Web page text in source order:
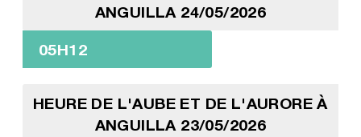
ANGUILLA 24/05/2026
05H12
HEURE DE L'AUBE ET DE L'AURORE À
ANGUILLA 23/05/2026